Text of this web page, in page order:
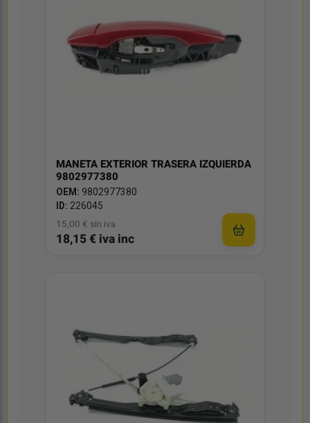
MANETA EXTERIOR TRASERA IZQUIERDA
9802977380
OEM: 9802977380
ID: 226045
15,00 € sin iva
18,15 € iva inc